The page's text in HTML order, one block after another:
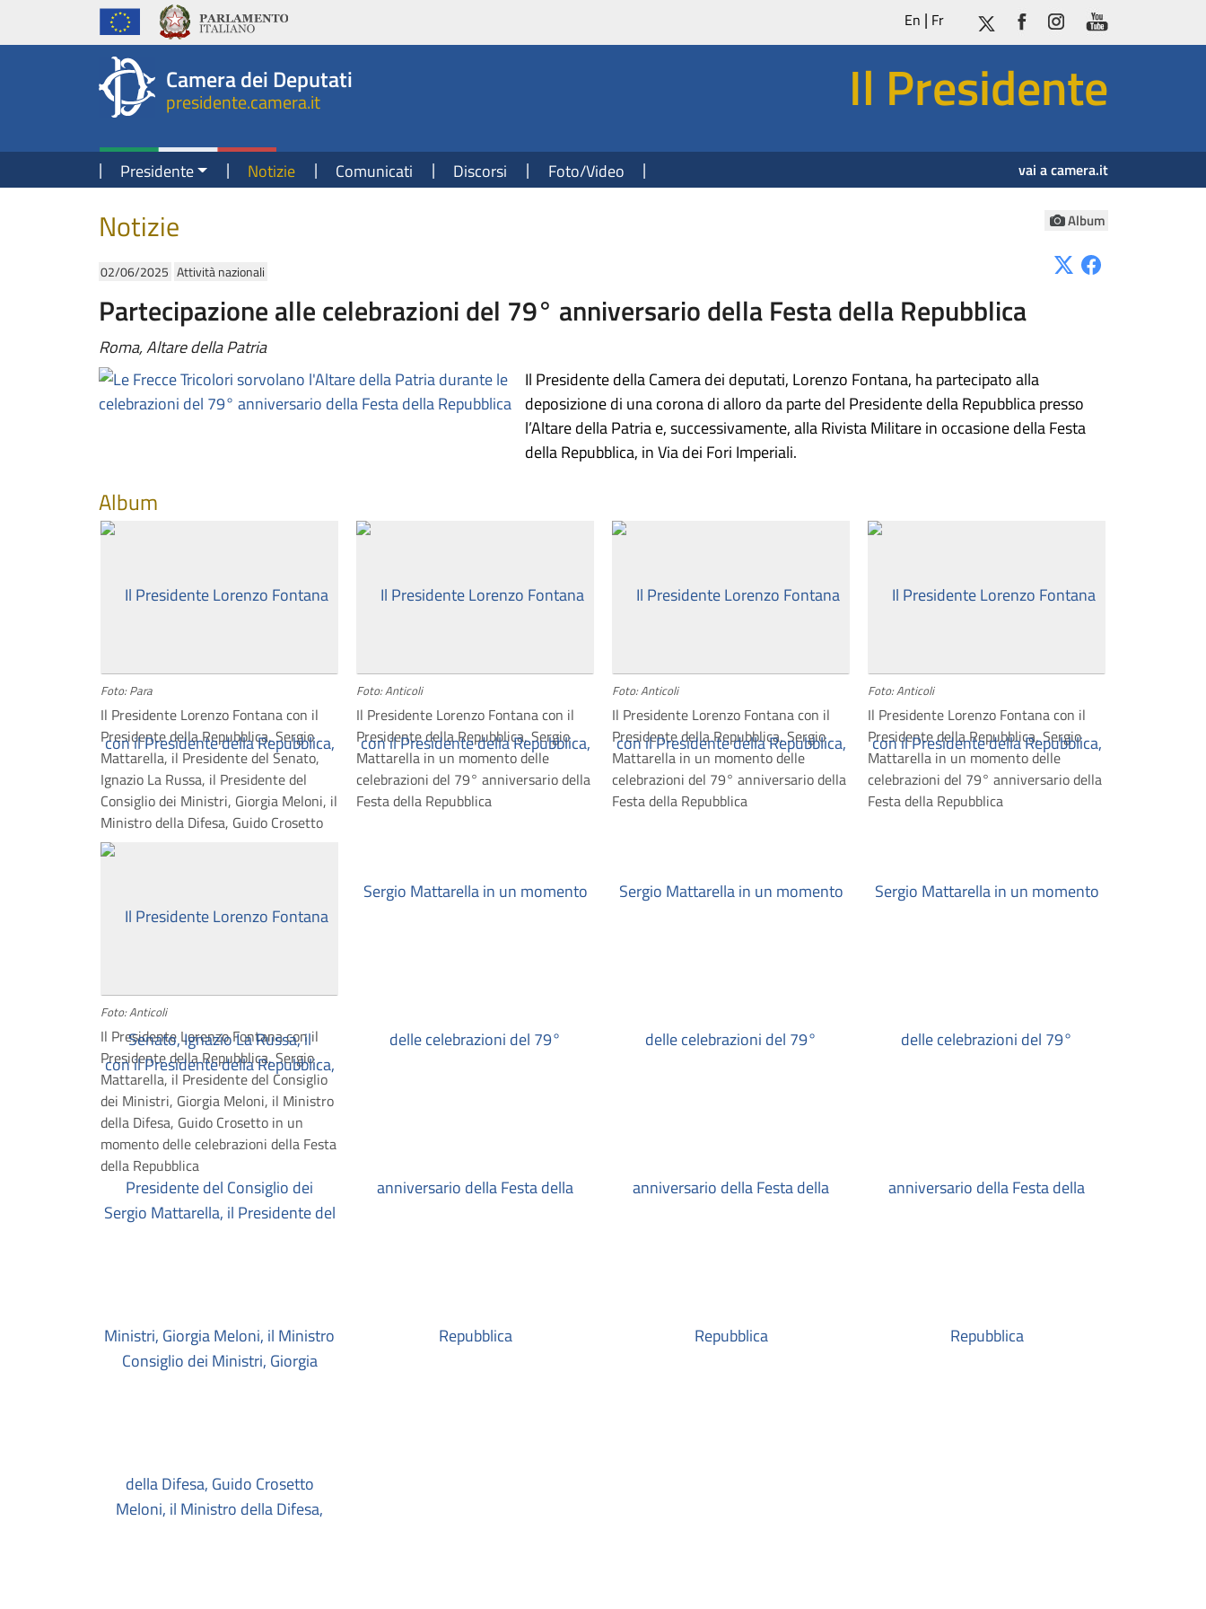
Presidente della Camera dei Deputati
Salta al contenuto principale
Salta al menu di navigazione En Fr
Camera dei Deputati
presidente.camera.it Il Presidente
Navigazione principale
Presidente Notizie Comunicati Discorsi Foto/Video vai a camera.it
Notizie
02/06/2025 Attività nazionali
Partecipazione alle celebrazioni del 79° anniversario della Festa della Repubblica
Roma, Altare della Patria
Il Presidente della Camera dei deputati, Lorenzo Fontana, ha partecipato alla
deposizione di una corona di alloro da parte del Presidente della Repubblica presso
l’Altare della Patria e, successivamente, alla Rivista Militare in occasione della Festa
della Repubblica, in Via dei Fori Imperiali.
Album
Foto: Para
Il Presidente Lorenzo Fontana con il
Presidente della Repubblica, Sergio
Mattarella, il Presidente del Senato,
Ignazio La Russa, il Presidente del
Consiglio dei Ministri, Giorgia Meloni, il
Ministro della Difesa, Guido Crosetto
Foto: Anticoli
Il Presidente Lorenzo Fontana con il
Presidente della Repubblica, Sergio
Mattarella in un momento delle
celebrazioni del 79° anniversario della
Festa della Repubblica
Foto: Anticoli
Il Presidente Lorenzo Fontana con il
Presidente della Repubblica, Sergio
Mattarella in un momento delle
celebrazioni del 79° anniversario della
Festa della Repubblica
Foto: Anticoli
Il Presidente Lorenzo Fontana con il
Presidente della Repubblica, Sergio
Mattarella in un momento delle
celebrazioni del 79° anniversario della
Festa della Repubblica
Foto: Anticoli
Il Presidente Lorenzo Fontana con il
Presidente della Repubblica, Sergio
Mattarella, il Presidente del Consiglio
dei Ministri, Giorgia Meloni, il Ministro
della Difesa, Guido Crosetto in un
momento delle celebrazioni della Festa
della Repubblica
Album
Fine contenuto
Navigazione pagine di servizio
Fine pagina
Salta al contenuto principale
Salta al menu di navigazione
Vai a inizio pagina